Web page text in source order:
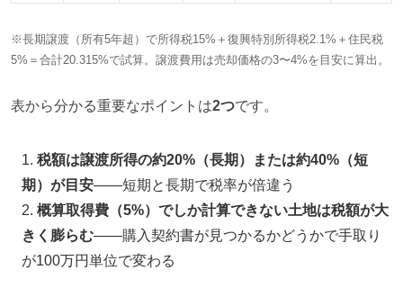
※長期譲渡（所有5年超）で所得税15%＋復興特別所得税2.1%＋住民税
5%＝合計20.315%で試算。譲渡費用は売却価格の3〜4%を目安に算出。
表から分かる重要なポイントは2つです。
税額は譲渡所得の約20%（長期）または約40%（短
期）が目安——短期と長期で税率が倍違う
概算取得費（5%）でしか計算できない土地は税額が大
きく膨らむ——購入契約書が見つかるかどうかで手取り
が100万円単位で変わる